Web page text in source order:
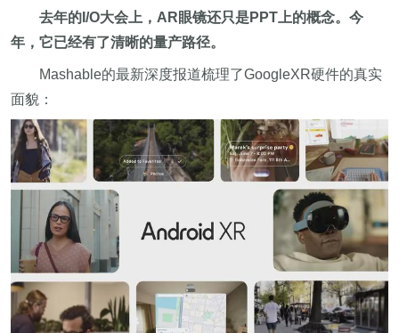
去年的I/O大会上，AR眼镜还只是PPT上的概念。今
年，它已经有了清晰的量产路径。
Mashable的最新深度报道梳理了GoogleXR硬件的真实
面貌：